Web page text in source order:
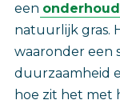
een
natuurlijk gras.
waaronder een
duurzaamheid
hoe zit het met